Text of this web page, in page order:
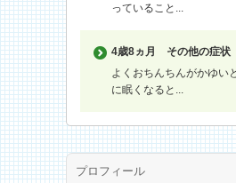
っていること...
4歳8ヵ月
その他の症状
よくおちんちんがかゆい
に眠くなると...
プロフィール